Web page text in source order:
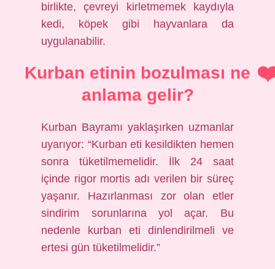
birlikte, çevreyi kirletmemek kaydıyla
kedi, köpek gibi hayvanlara da
uygulanabilir.
Kurban etinin bozulması ne
anlama gelir?
Kurban Bayramı yaklaşırken uzmanlar
uyarıyor: “Kurban eti kesildikten hemen
sonra tüketilmemelidir. İlk 24 saat
içinde rigor mortis adı verilen bir süreç
yaşanır. Hazırlanması zor olan etler
sindirim sorunlarına yol açar. Bu
nedenle kurban eti dinlendirilmeli ve
ertesi gün tüketilmelidir.”